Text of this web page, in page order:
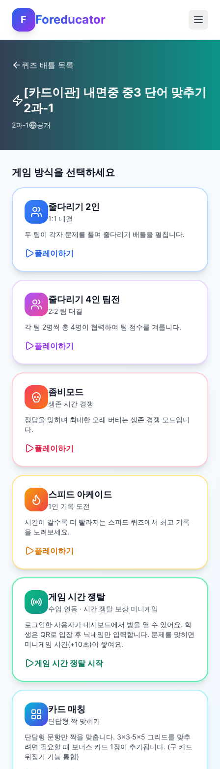
F Foreducator
퀴즈 배틀 목록
[카드이관] 내면중 중3 단어 맞추기
2과-1
2과-1 공개
게임 방식을 선택하세요
줄다리기 2인
1:1 대결
두 팀이 각자 문제를 풀며 줄다리기 배틀을 펼칩니다.
플레이하기
줄다리기 4인 팀전
2:2 팀 대결
각 팀 2명씩 총 4명이 협력하여 팀 점수를 겨룹니다.
플레이하기
좀비모드
생존 시간 경쟁
정답을 맞히며 최대한 오래 버티는 생존 경쟁 모드입니
다.
플레이하기
스피드 아케이드
1인 기록 도전
시간이 갈수록 더 빨라지는 스피드 퀴즈에서 최고 기록
을 노려보세요.
플레이하기
게임 시간 쟁탈
수업 연동 · 시간 쟁탈 보상 미니게임
로그인한 사용자가 대시보드에서 방을 열 수 있어요. 학
생은 QR로 입장 후 닉네임만 입력합니다. 문제를 맞히면
미니게임 시간(+10초)이 쌓여요.
게임 시간 쟁탈시작
카드 매칭
단답형 짝 맞히기
단답형 문항만 짝을 맞춥니다. 3×3·5×5 그리드를 맞추
려면 필요할 때 보너스 카드 1장이 추가됩니다. (구 카드
뒤집기 기능 통합)